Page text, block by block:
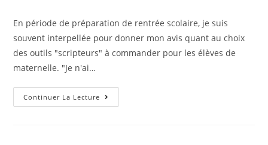
En période de préparation de rentrée scolaire, je suis
souvent interpellée pour donner mon avis quant au choix
des outils "scripteurs" à commander pour les élèves de
maternelle. "Je n'ai…
Continuer La Lecture